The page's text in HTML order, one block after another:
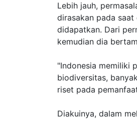
Lebih jauh,
dirasakan pada
didapatkan. Dari
kemudian dia
"Indonesia memiliki
biodiversitas,
riset pada
Diakuinya, dalam